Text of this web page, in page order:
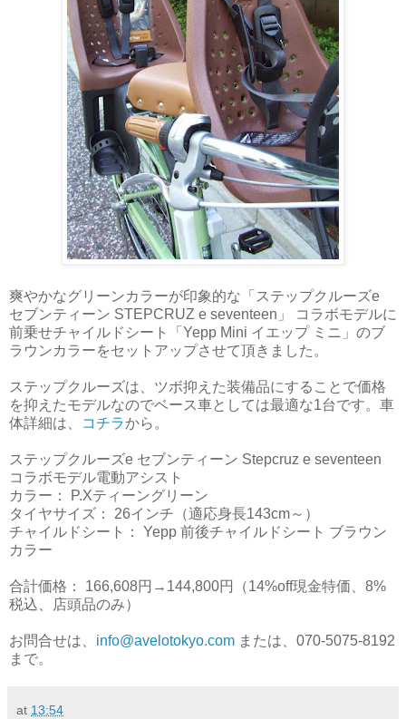
爽やかなグリーンカラーが印象的な「ステップクルーズe
セブンティーン STEPCRUZ e seventeen」 コラボモデルに
前乗せチャイルドシート「Yepp Mini イエップ ミニ」のブ
ラウンカラーをセットアップさせて頂きました。
ステップクルーズは、ツボ抑えた装備品にすることで価格
を抑えたモデルなのでベース車としては最適な1台です。車
体詳細は、
コチラから。
ステップクルーズe セブンティーン Stepcruz e seventeen
コラボモデル電動アシスト
カラー： P.Xティーングリーン
タイヤサイズ： 26インチ（適応身長143cm～）
チャイルドシート： Yepp 前後チャイルドシート ブラウン
カラー
合計価格： 166,608円→144,800円（14%off現金特価、8%
税込、店頭品のみ）
お問合せは、 info@avelotokyo.com または、070-5075-8192
まで。
at 13:54